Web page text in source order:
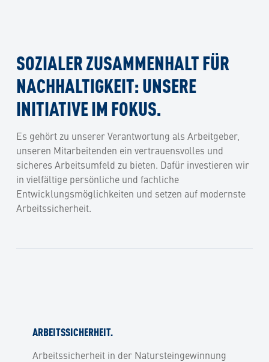
SOZIALER ZUSAMMENHALT FÜR
NACHHALTIGKEIT: UNSERE
INITIATIVE IM FOKUS.
Es gehört zu unserer Verantwortung als Arbeitgeber,
unseren Mitarbeitenden ein vertrauensvolles und
sicheres Arbeitsumfeld zu bieten. Dafür investieren wir
in vielfältige persönliche und fachliche
Entwicklungsmöglichkeiten und setzen auf modernste
Arbeitssicherheit.
ARBEITSSICHERHEIT.
Arbeitssicherheit in der Natursteingewinnung